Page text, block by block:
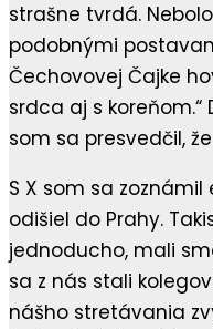
strašne tvrdá.
podobnými
Čechovovej Čajke
srdca aj s
som sa presvedčil,
S X som sa
odišiel do Prahy.
jednoducho, mali
sa z nás stali
nášho stretávania